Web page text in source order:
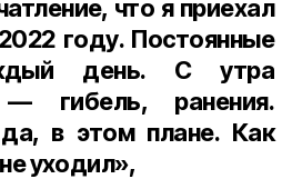
что я приехал
году. Постоянные
день. С утра
гибель, ранения.
в этом плане. Как
уходил»,